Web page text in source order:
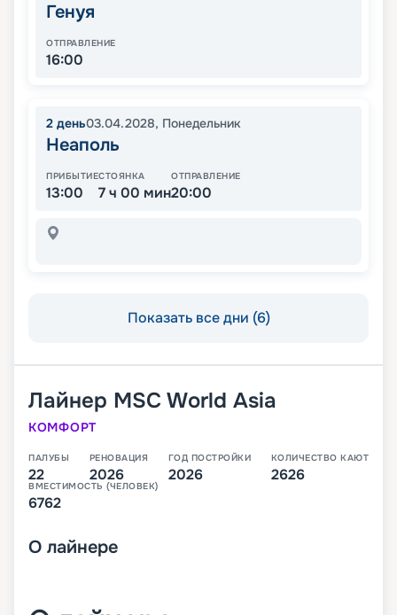
Генуя
ОТПРАВЛЕНИЕ
16:00
2 день03.04.2028, Понедельник
Неаполь
ПРИБЫТИЕ
13:00
СТОЯНКА
7 ч 00 мин
ОТПРАВЛЕНИЕ
20:00
Показать все дни (6)
Лайнер MSC World Asia
КОМФОРТ
ПАЛУБЫ
22
РЕНОВАЦИЯ
2026
ГОД ПОСТРОЙКИ
2026
КОЛИЧЕСТВО КАЮТ
2626
ВМЕСТИМОСТЬ (ЧЕЛОВЕК)
6762
О лайнере